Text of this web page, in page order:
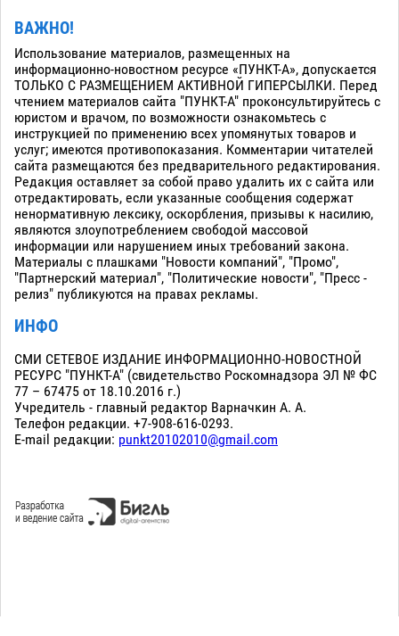
ВАЖНО!
Использование материалов, размещенных на
информационно-новостном ресурсе «ПУНКТ-А», допускается
ТОЛЬКО С РАЗМЕЩЕНИЕМ АКТИВНОЙ ГИПЕРСЫЛКИ. Перед
чтением материалов сайта "ПУНКТ-А" проконсультируйтесь с
юристом и врачом, по возможности ознакомьтесь с
инструкцией по применению всех упомянутых товаров и
услуг; имеются противопоказания. Комментарии читателей
сайта размещаются без предварительного редактирования.
Редакция оставляет за собой право удалить их с сайта или
отредактировать, если указанные сообщения содержат
ненормативную лексику, оскорбления, призывы к насилию,
являются злоупотреблением свободой массовой
информации или нарушением иных требований закона.
Материалы с плашками "Новости компаний", "Промо",
"Партнерский материал", "Политические новости", "Пресс -
релиз" публикуются на правах рекламы.
ИНФО
СМИ СЕТЕВОЕ ИЗДАНИЕ ИНФОРМАЦИОННО-НОВОСТНОЙ
РЕСУРС "ПУНКТ-А" (свидетельство Роскомнадзора ЭЛ № ФС
77 – 67475 от 18.10.2016 г.)
Учредитель - главный редактор Варначкин А. А.
Телефон редакции. +7-908-616-0293.
E-mail редакции: punkt20102010@gmail.com